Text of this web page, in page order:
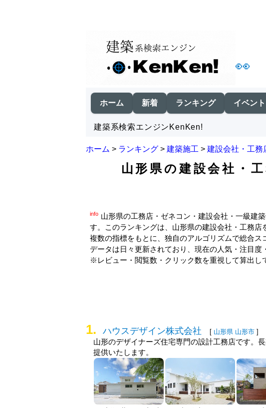
👀
ホーム 新着 ランキング イベント
建築系検索エンジンKenKen!
ホーム > ランキング > 建築施工 > 建設会社・工務
山形県の建設会社・
info 山形県の工務店・ゼネコン・建設会社・一級建
す。このランキングは、山形県の建設会社・工務店
複数の指標をもとに、独自のアルゴリズムで総合ス
データは日々更新されており、現在の人気・注目度
※レビュー・閲覧数・クリック数を重視して算出し
1. ハウスデザイン株式会社 [ 山形県 山形市]
山形のデザイナーズ住宅専門の設計工務店です。
提供いたします。